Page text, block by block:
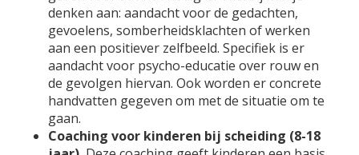
denken aan: aandacht voor de gedachten,
gevoelens, somberheidsklachten of werken
aan een positiever zelfbeeld. Specifiek is er
aandacht voor psycho-educatie over rouw en
de gevolgen hiervan. Ook worden er concrete
handvatten gegeven om met de situatie om te
gaan.
Coaching voor kinderen bij scheiding (8-18